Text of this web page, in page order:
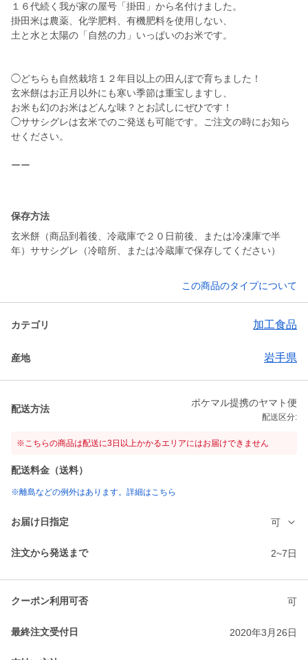
１６代続く我が家の屋号「掛田」から名付けました。
掛田米は農薬、化学肥料、有機肥料を使用しない、
土と水と太陽の「自然の力」いっぱいのお米です。
◯どちらも自然栽培１２年目以上の田んぼで育ちました！
玄米餅はお正月以外にも寒い季節は重宝しますし、
お米も幻のお米はどんな味？とお試しにぜひです！
◯ササシグレは玄米でのご発送も可能です。ご注文の時にお知ら
せください。
ーー
保存方法
玄米餅（商品到着後、冷蔵庫で２０日前後、または冷凍庫で半
年）ササシグレ（冷暗所、または冷蔵庫で保存してください）
この商品のタイプについて
カテゴリ 加工食品
産地 岩手県
配送方法
ポケマル提携のヤマト便
配送区分:
※こちらの商品は配送に3日以上かかるエリアにはお届けできません
配送料金（送料）
※離島などの例外はあります。詳細はこちら
お届け日指定 可
注文から発送まで 2~7日
クーポン利用可否 可
最終注文受付日 2020年3月26日